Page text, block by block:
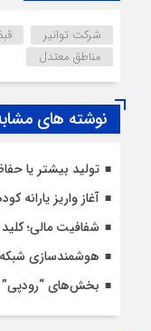
شرکت توانیر
مناطق معتدل
نوشته های
تولید بیشتر یا
آغاز واریز یارانه
شفافیت مالی؛
هوشمندسازی شبکه
بخش‌های “رودپی”